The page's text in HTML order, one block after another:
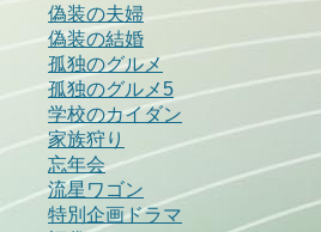
偽装の夫婦
偽装の結婚
孤独のグルメ
孤独のグルメ5
学校のカイダン
家族狩り
忘年会
流星ワゴン
特別企画ドラマ